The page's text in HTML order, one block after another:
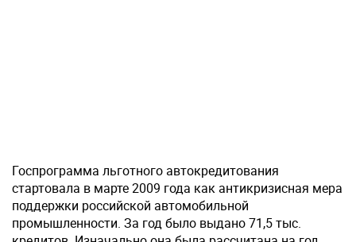
Госпрограмма льготного автокредитования
стартовала в марте 2009 года как антикризисная мера
поддержки российской автомобильной
промышленности. За год было выдано 71,5 тыс.